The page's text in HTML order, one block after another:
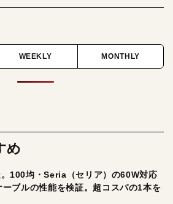
WEEKLY MONTHLY
め
100均・Seria（セリア）の60W対応
ブルの性能を検証。超コスパの1本を